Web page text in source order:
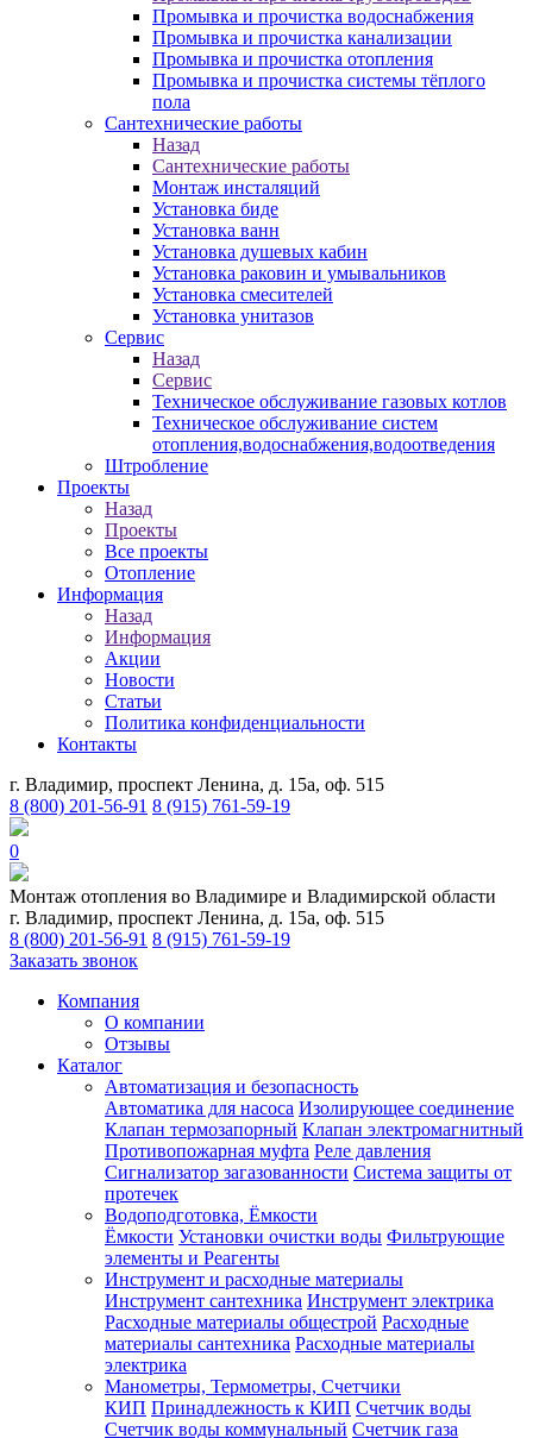
Промывка и прочистка водоснабжения
Промывка и прочистка канализации
Промывка и прочистка отопления
Промывка и прочистка системы тёплого
пола
Сантехнические работы
Назад
Сантехнические работы
Монтаж инсталяций
Установка биде
Установка ванн
Установка душевых кабин
Установка раковин и умывальников
Установка смесителей
Установка унитазов
Сервис
Назад
Сервис
Техническое обслуживание газовых котлов
Техническое обслуживание систем
отопления,водоснабжения,водоотведения
Штробление
Проекты
Назад
Проекты
Все проекты
Отопление
Информация
Назад
Информация
Акции
Новости
Статьи
Политика конфиденциальности
Контакты
г. Владимир, проспект Ленина, д. 15а, оф. 515
8 (800) 201-56-91 8 (915) 761-59-19
0
Монтаж отопления во Владимире и Владимирской области
г. Владимир, проспект Ленина, д. 15а, оф. 515
8 (800) 201-56-91 8 (915) 761-59-19
Заказать звонок
Компания
О компании
Отзывы
Каталог
Автоматизация и безопасность
Автоматика для насоса Изолирующее соединение
Клапан термозапорный Клапан электромагнитный
Противопожарная муфта Реле давления
Сигнализатор загазованности Система защиты от
протечек
Водоподготовка, Ёмкости
Ёмкости Установки очистки воды Фильтрующие
элементы и Реагенты
Инструмент и расходные материалы
Инструмент сантехника Инструмент электрика
Расходные материалы общестрой Расходные
материалы сантехника Расходные материалы
электрика
Манометры, Термометры, Счетчики
КИП Принадлежность к КИП Счетчик воды
Счетчик воды коммунальный Счетчик газа